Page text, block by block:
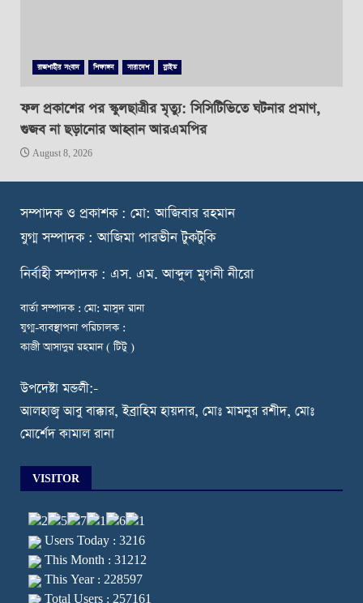
রাজশাহীর সংবাদ শিক্ষাঙ্গন সারাদেশ স্লাইড
ফল প্রকাশের পর স্কুলছাত্রীর মৃত্যু: সিসিটিভিতে ঘটনার প্রমাণ,
গুজব না ছড়ানোর আহ্বান আরএমপির
August 8, 2026
সম্পাদক ও প্রকাশক : মো: আজিবার রহমান
যুগ্ম সম্পাদক : আজিমা পারভীন টুকটুকি
নির্বাহী সম্পাদক : এস. এম. আব্দুল মুগনী নীরো
বার্তা সম্পাদক : মো: মাসুদ রানা
যুগ্ম-ব্যবস্থাপনা পরিচালক :
কাজী আসাদুর রহমান ( টিটু )
উপদেষ্টা মন্ডলী:-
আলহাজ্ব আবু বাক্কার, ইব্রাহিম হায়দার, মোঃ মামনুর রশীদ, মোঃ
মোর্শেদ কামাল রানা
VISITOR
Users Today : 3216
This Month : 31212
This Year : 228597
Total Users : 257161